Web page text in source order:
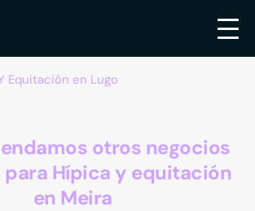
Equitación en Lugo
otros negocios
Hípica y equitación
en Meira